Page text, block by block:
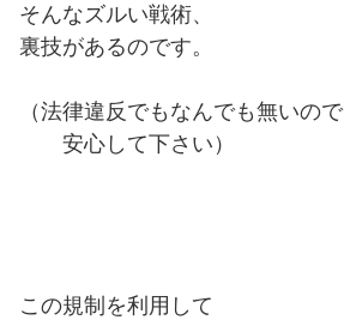
そんなズルい戦術、
裏技があるのです。
（法律違反でもなんでも無いので
安心して下さい）
この規制を利用して